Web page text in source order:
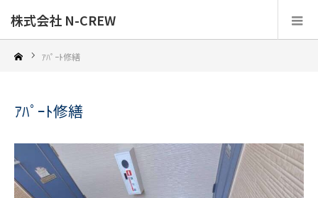
株式会社 N-CREW
ｱﾊﾟｰﾄ修繕
ｱﾊﾟｰﾄ修繕